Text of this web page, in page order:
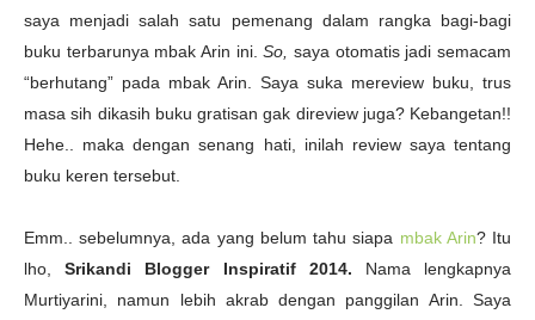
saya menjadi salah satu pemenang dalam rangka bagi-bagi
buku terbarunya mbak Arin ini.So,saya otomatis jadi semacam
“berhutang” pada mbak Arin. Saya suka mereview buku, trus
masa sih dikasih buku gratisan gak direview juga? Kebangetan!!
Hehe.. maka dengan senang hati, inilah review saya tentang
buku keren tersebut.
Emm.. sebelumnya, ada yang belum tahu siapa mbak Arin? Itu
lho,Srikandi Blogger Inspiratif 2014. Nama lengkapnya
Murtiyarini, namun lebih akrab dengan panggilan Arin. Saya